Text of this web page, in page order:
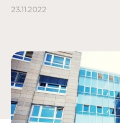
23.11.2022